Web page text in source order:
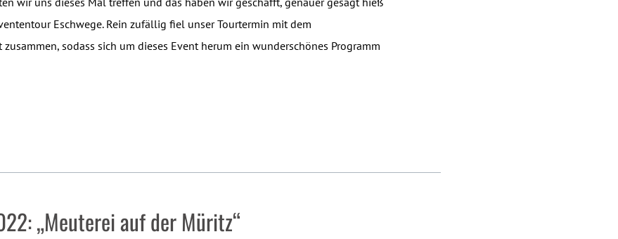
Eschwege. Rein zufällig fiel unser Tourtermin mit dem
sodass sich um dieses Event herum ein wunderschönes Programm
„Meuterei auf der Müritz“